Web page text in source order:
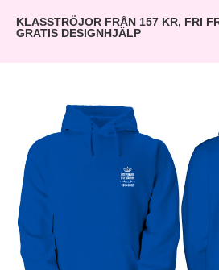
KLASSTRÖJOR FRÅN 157 KR, FRI
GRATIS DESIGNHJÄLP